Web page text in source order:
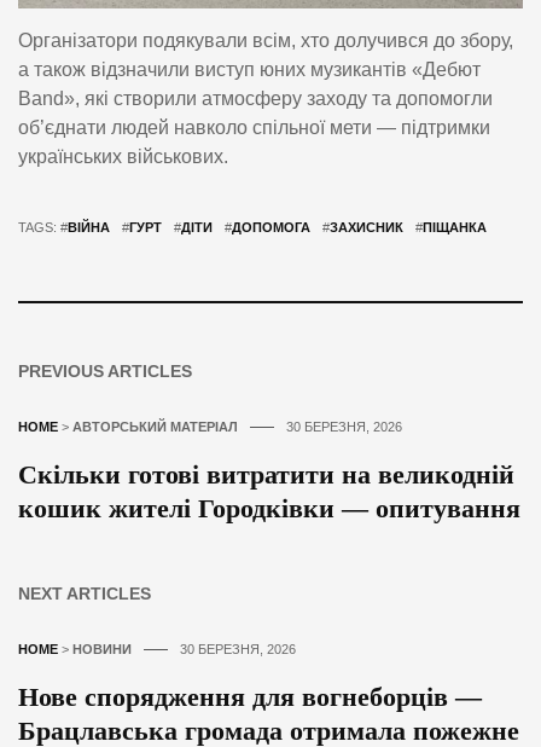
Організатори подякували всім, хто долучився до збору,
а також відзначили виступ юних музикантів «Дебют
Band», які створили атмосферу заходу та допомогли
об’єднати людей навколо спільної мети — підтримки
українських військових.
TAGS: #ВІЙНА #ГУРТ #ДІТИ #ДОПОМОГА #ЗАХИСНИК #ПІЩАНКА
PREVIOUS ARTICLES
HOME > АВТОРСЬКИЙ МАТЕРІАЛ 30 БЕРЕЗНЯ, 2026
Скільки готові витратити на великодній
кошик жителі Городківки — опитування
NEXT ARTICLES
HOME > НОВИНИ 30 БЕРЕЗНЯ, 2026
Нове спорядження для вогнеборців —
Брацлавська громада отримала пожежне